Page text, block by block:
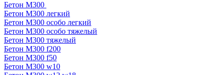
Бетон М300
Бетон М300 легкий
Бетон М300 особо легкий
Бетон М300 особо тяжелый
Бетон М300 тяжелый
Бетон М300 f200
Бетон М300 f50
Бетон М300 w10